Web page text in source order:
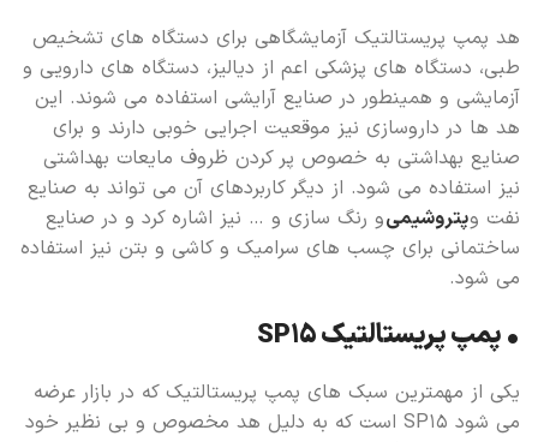
هد پمپ پریستالتیک آزمایشگاهی برای دستگاه های تشخیص
طبی، دستگاه های پزشکی اعم از دیالیز، دستگاه های دارویی و
آزمایشی و همینطور در صنایع آرایشی استفاده می شوند. این
هد ها در داروسازی نیز موقعیت اجرایی خوبی دارند و برای
صنایع بهداشتی به خصوص پر کردن ظروف مایعات بهداشتی
نیز استفاده می شود. از دیگر کاربردهای آن می تواند به صنایع
نفت وپتروشیمیو رنگ سازی و … نیز اشاره کرد و در صنایع
ساختمانی برای چسب های سرامیک و کاشی و بتن نیز استفاده
می شود.
• پمپ پریستالتیک SP15
یکی از مهمترین سبک های پمپ پریستالتیک که در بازار عرضه
می شود SP15 است که به دلیل هد مخصوص و بی نظیر خود